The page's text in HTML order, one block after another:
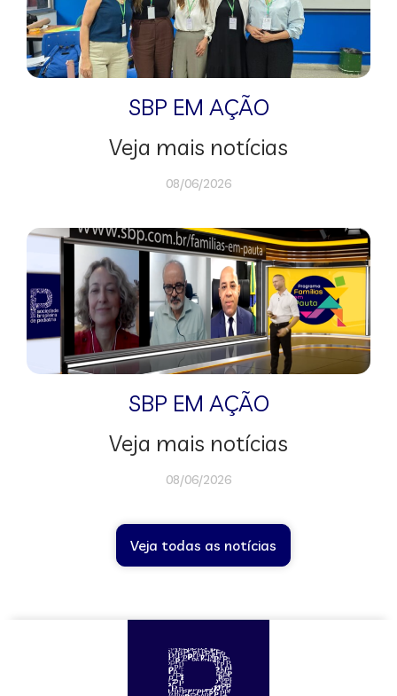
SBP EM AÇÃO
Veja mais notícias
08/06/2026
SBP EM AÇÃO
Veja mais notícias
08/06/2026
Veja todas as notícias